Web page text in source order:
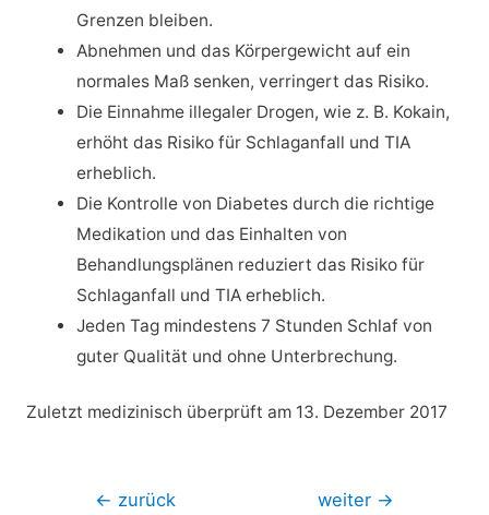
Grenzen bleiben.
Abnehmen und das Körpergewicht auf ein
normales Maß senken, verringert das Risiko.
Die Einnahme illegaler Drogen, wie z. B. Kokain,
erhöht das Risiko für Schlaganfall und TIA
erheblich.
Die Kontrolle von Diabetes durch die richtige
Medikation und das Einhalten von
Behandlungsplänen reduziert das Risiko für
Schlaganfall und TIA erheblich.
Jeden Tag mindestens 7 Stunden Schlaf von
guter Qualität und ohne Unterbrechung.
Zuletzt medizinisch überprüft am 13. Dezember 2017
Beitragsnavigation
← zurück weiter →